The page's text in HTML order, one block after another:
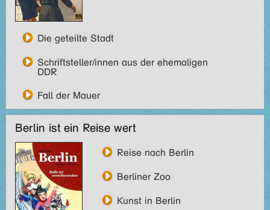
Die geteilte Stadt
Schriftsteller/innen aus der ehemaligen
DDR
Fall der Mauer
Berlin ist ein Reise wert
Reise nach Berlin
Berliner Zoo
Kunst in Berlin